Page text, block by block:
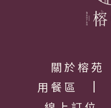
關於榕苑
用餐區